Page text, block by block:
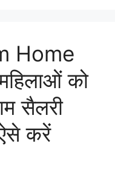
Home
को
सैलरी
करें